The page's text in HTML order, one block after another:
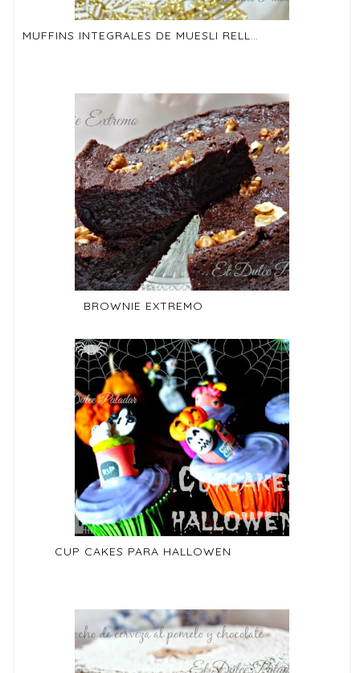
MUFFINS INTEGRALES DE MUESLI RELLENOS DE CHOCOLATE NEGRO.
BROWNIE EXTREMO
CUP CAKES PARA HALLOWEN